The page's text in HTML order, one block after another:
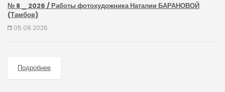
№ 8 _ 2026 / Работы фотохудожника Наталии БАРАНОВОЙ
(Тамбов)
05.08.2026
Подробнее